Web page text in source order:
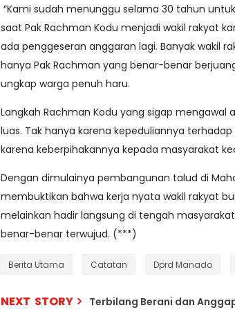
“Kami sudah menunggu selama 30 tahun
saat Pak Rachman Kodu menjadi wakil rakyat
ada penggeseran anggaran lagi. Banyak wakil
hanya Pak Rachman yang benar-benar
ungkap warga penuh haru.
Langkah Rachman Kodu yang sigap mengawal
luas. Tak hanya karena kepeduliannya
karena keberpihakannya kepada masyarakat
Dengan dimulainya pembangunan talud di
membuktikan bahwa kerja nyata wakil rakyat
melainkan hadir langsung di tengah
benar-benar terwujud. (***)
Berita Utama Catatan Dprd Manado
NEXT STORY
Terbilang Berani dan